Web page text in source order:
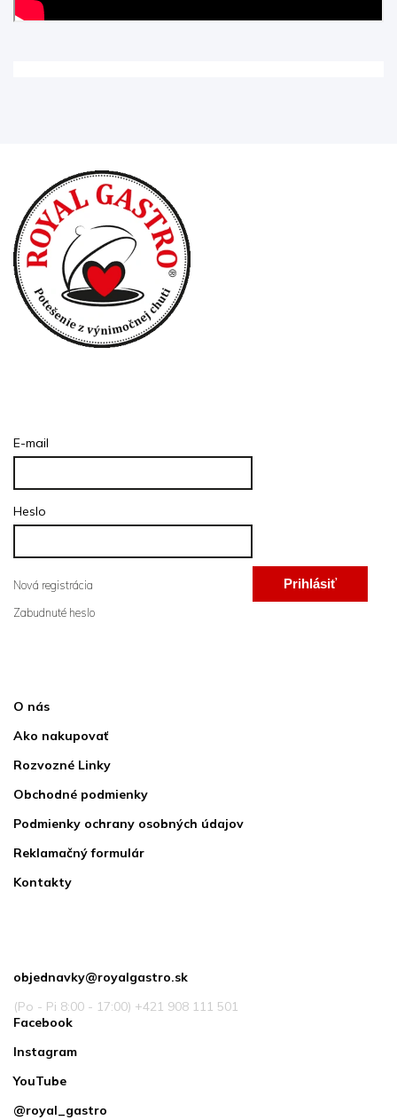
E-mail
Heslo
Prihlásiť
Nová registrácia
Zabudnuté heslo
O nás
Ako nakupovať
Rozvozné Linky
Obchodné podmienky
Podmienky ochrany osobných údajov
Reklamačný formulár
Kontakty
objednavky@royalgastro.sk
(Po - Pi 8:00 - 17:00) +421 908 111 501
Facebook
Instagram
YouTube
@royal_gastro